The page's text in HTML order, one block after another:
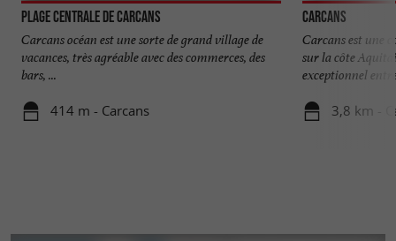
Plage Centrale de Carcans
Carcans océan est une sorte de grand village de
vacances, très agréable avec des commerces, des
bars, ...
414 m - Carcans
Carcans
Carcans est une
sur la côte
exceptionnel
3,8 km -